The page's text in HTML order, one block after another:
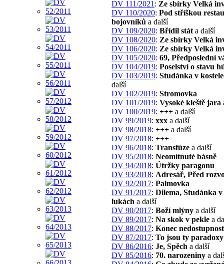
DV 111/2021 : Ze sbírky Velká
DV 110/2020: Pod stříškou
bojovníků a další
DV 109/2020: Břídil stát a další
DV 108/2020: Ze sbírky Velká
DV 106/2020: Ze sbírky Velká
DV 105/2020: 69, Předposlední
DV 104/2019: Poselství o stavu
DV 103/2019: Studánka v
další
DV 102/2019: Stromovka
DV 101/2019: Vysoké kleště jara
DV 100/2019: +++ a další
DV 99/2019: xxx a další
DV 98/2018: +++ a další
DV 97/2018: +++
DV 96/2018: Transfúze a další
DV 95/2018: Neomítnuté básně
DV 94/2018: Útržky paragonu
DV 93/2018: Adresář, Před
DV 92/2017: Palmovka
DV 91/2017: Dilema, Studánka
lukách a další
DV 90/2017: Boží mlýny a další
DV 89/2017: Na skok v pekle a
DV 88/2017: Konec
DV 87/2017: To jsou ty paradoxy
DV 86/2016: Je, Spěch a další
DV 85/2016: 70. narozeniny a